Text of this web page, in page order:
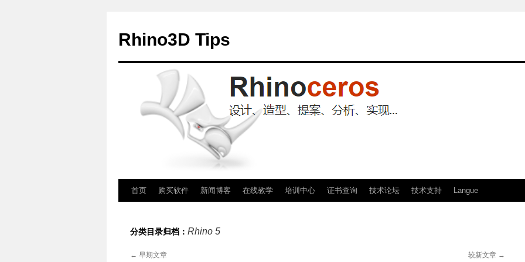
Rhino3D Tips
正
首页 购买软件 新闻博客 在线教学 培训中心 证书查询 技术论坛 技术支持 Langue
分类目录归档： Rhino 5
← 早期文章 较新文章 →